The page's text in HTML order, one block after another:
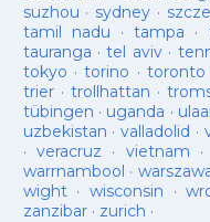
suzhou · sydney ·
tamil nadu ·tampa ·
tauranga ·tel aviv·
tokyo ·torino ·toronto
trier· trollhattan ·
tübingen · uganda ·
uzbekistan · valladolid ·
· veracruz · vietnam ·
warrnambool ·
wight· wisconsin ·
zanzibar· zurich ·